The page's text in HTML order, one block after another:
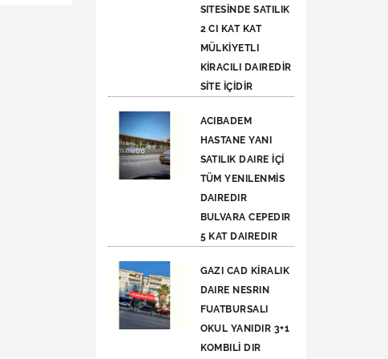
SITESİNDE SATILIK
2 CI KAT KAT
MÜLKİYETLI
KİRACILI DAIREDİR
SİTE İÇİDİR
ACIBADEM
HASTANE YANI
SATILIK DAIRE İÇİ
TÜM YENILENMİS
DAIREDIR
BULVARA CEPEDIR
5 KAT DAIREDIR
GAZI CAD KİRALIK
DAIRE NESRIN
FUATBURSALI
OKUL YANIDIR 3+1
KOMBILİ DIR